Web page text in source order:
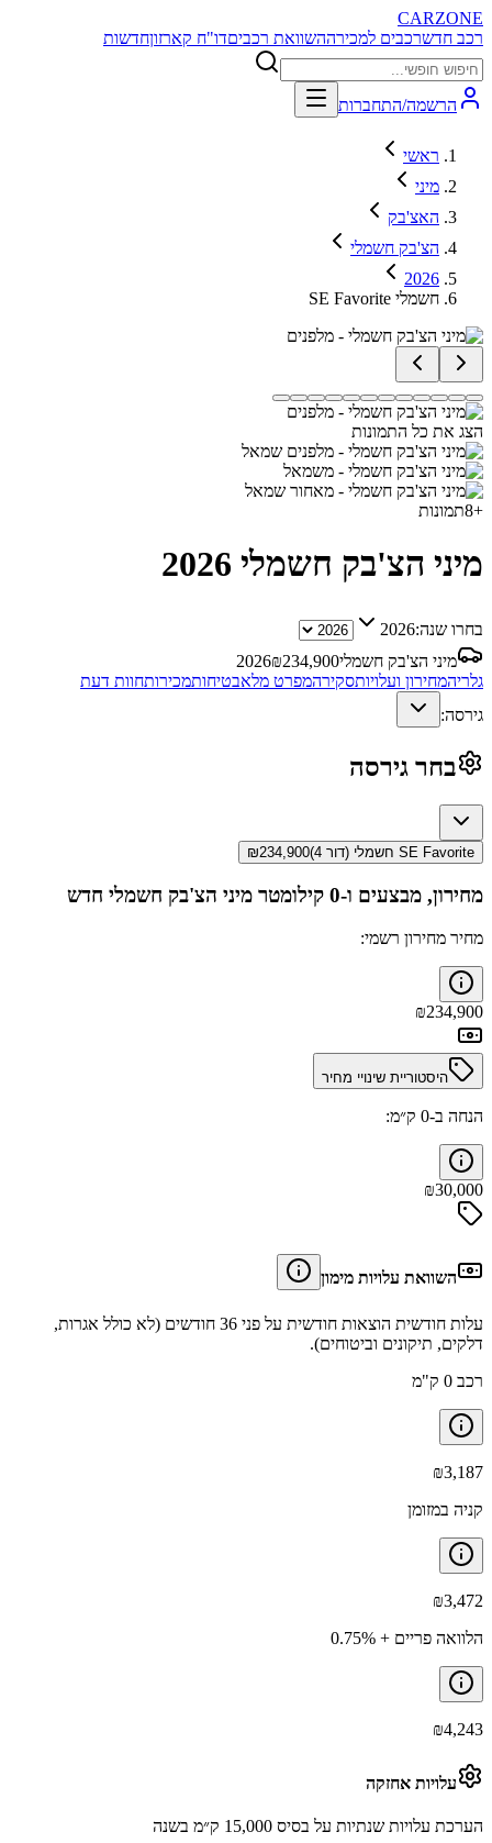
CARZONE
רכב חדשרכבים למכירההשוואת רכביםדו"ח קארזוןחדשות
הרשמה/התחברות
ראשי
מיני
האצ'בק
הצ'בק חשמלי
2026
SE Favorite חשמלי
הצג את כל התמונות
+
8תמונות
מיני הצ'בק חשמלי 2026
בחרו שנה:2026
מיני הצ'בק חשמלי
2026₪234,900
גלריהמחירון ועלויותסקירהמפרט מלאבטיחותמכירותחוות דעת
גירסה:
בחר גירסה
SE Favorite חשמלי (דור 4) ₪234,900
מחירון, מבצעים ו-0 קילומטר מיני הצ'בק חשמלי חדש
מחיר מחירון רשמי:
₪234,900
היסטוריית שינויי מחיר
הנחה ב-0 ק״מ:
₪30,000
השוואת עלויות מימון
עלות חודשית הוצאות חודשית על פני 36 חודשים (לא כולל אגרות,
דלקים, תיקונים וביטוחים).
רכב 0 ק"מ
₪3,187
קניה במזומן
₪3,472
הלוואה פריים + 0.75%
₪4,243
עלויות אחזקה
הערכת עלויות שנתיות על בסיס 15,000 ק״מ בשנה